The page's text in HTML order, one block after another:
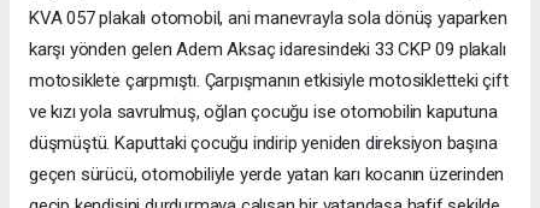
KVA 057 plakalı otomobil, ani manevrayla sola dönüş yaparken
karşı yönden gelen Adem Aksaç idaresindeki 33 CKP 09 plakalı
motosiklete çarpmıştı. Çarpışmanın etkisiyle motosikletteki çift
ve kızı yola savrulmuş, oğlan çocuğu ise otomobilin kaputuna
düşmüştü. Kaputtaki çocuğu indirip yeniden direksiyon başına
geçen sürücü, otomobiliyle yerde yatan karı kocanın üzerinden